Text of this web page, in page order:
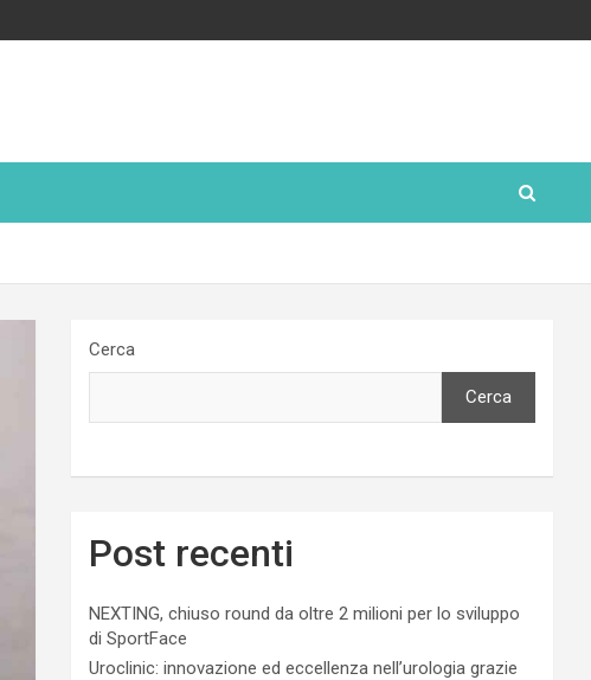
Cerca
Cerca
Post recenti
NEXTING, chiuso round da oltre 2 milioni per lo sviluppo
di SportFace
Uroclinic: innovazione ed eccellenza nell’urologia grazie